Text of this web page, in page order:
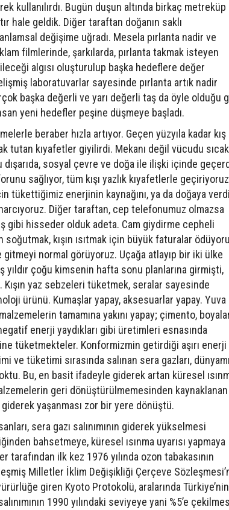
kullanılırdı. Bugün duşun altında birkaç metreküp
hale geldik. Diğer taraftan doğanın saklı
değişime uğradı. Mesela pırlanta nadir ve
filmlerinde, şarkılarda, pırlanta takmak isteyen
algısı oluşturulup başka hedeflere değer
laboratuvarlar sayesinde pırlanta artık nadir
başka değerli ve yarı değerli taş da öyle olduğu
yeni hedefler peşine düşmeye başladı.
beraber hızla artıyor. Geçen yüzyıla kadar kış
tutan kıyafetler giyilirdi. Mekanı değil vücudu sıcak
sosyal çevre ve doğa ile ilişki içinde
sağlıyor, tüm kışı yazlık kıyafetlerle
tükettiğimiz enerjinin kaynağını, ya da doğaya
Diğer taraftan, cep telefonumuz olmazsa
gibi hisseder olduk adeta. Cam giydirme cepheli
soğutmak, kışın ısıtmak için büyük faturalar
normal görüyoruz. Uçağa atlayıp bir iki ülke
yıldır çoğu kimsenin hafta sonu planlarına girmişti,
Kışın yaz sebzeleri tüketmek, seralar sayesinde
ürünü. Kumaşlar yapay, aksesuarlar yapay. Yuva
tamamına yakını yapay; çimento,
enerji yaydıkları gibi üretimleri esnasında
tüketmekteler. Konformizmin getirdiği aşırı enerji
tüketimi sırasında salınan sera gazları,
Bu, en basit ifadeyle giderek artan küresel
geri dönüştürülmemesinden kaynaklanan
yaşanması zor bir yere dönüştü.
sera gazı salınımının giderek yükselmesi
bahsetmeye, küresel ısınma uyarısı yapmaya
tarafından ilk kez 1976 yılında ozon tabakasının
Milletler İklim Değişikliği Çerçeve
giren Kyoto Protokolü, aralarında
1990 yılındaki seviyeye yani %5’e